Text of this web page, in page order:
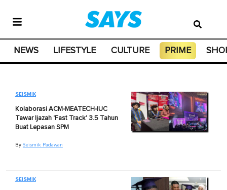
NEWS LIFESTYLE CULTURE PRIME
SEISMIK
Kolaborasi ACM-MEATECH-IUC
Tawar Ijazah 'Fast Track' 3.5 Tahun
Buat Lepasan SPM
By Seismik Padawan
SEISMIK